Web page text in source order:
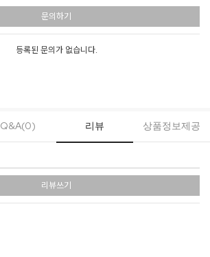
문의하기
등록된 문의가 없습니다.
Q&A(0) 리뷰 상품정보제공
리뷰쓰기